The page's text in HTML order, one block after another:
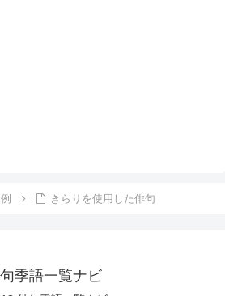
きらりを使用した俳句
季語一覧ナビ